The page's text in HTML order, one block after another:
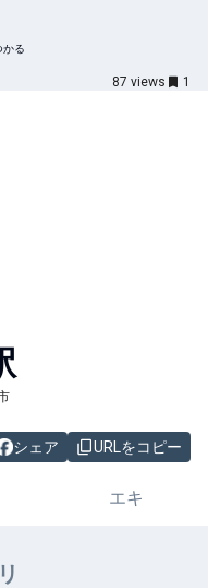
かる
87 views 1
シェア URLをコピー
エキ